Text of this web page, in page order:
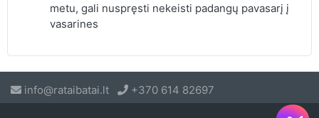
metu, gali nuspręsti nekeisti padangų pavasarį į
vasarines
info@rataibatai.lt +370 614 82697